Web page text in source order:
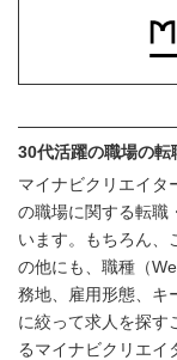
30代活躍の職場の
マイナビクリエイタ
の職場に関する転職
います。もちろん、
の他にも、職種（
務地、雇用形態、キ
に絞って求人を探す
るマイナビクリエイ